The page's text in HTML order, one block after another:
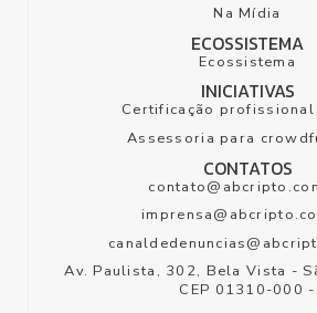
Na Mídia
ECOSSISTEMA
Ecossistema
INICIATIVAS
Certificação profissional
Assessoria para
CONTATOS
Av. Paulista , 302, Bela Vista -
CEP 01310-000 -